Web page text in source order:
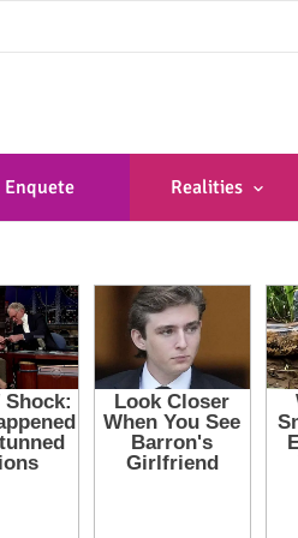
Enquete Realities